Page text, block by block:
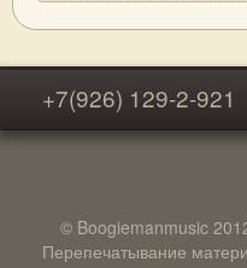
+7(926) 129-2-921
© Boogiemanmusic
Перепечатывание